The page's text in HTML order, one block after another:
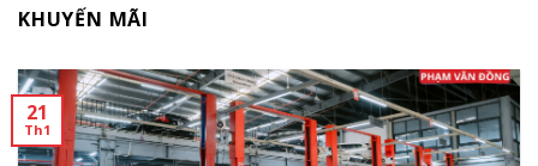
KHUYẾN MÃI
21
Th1